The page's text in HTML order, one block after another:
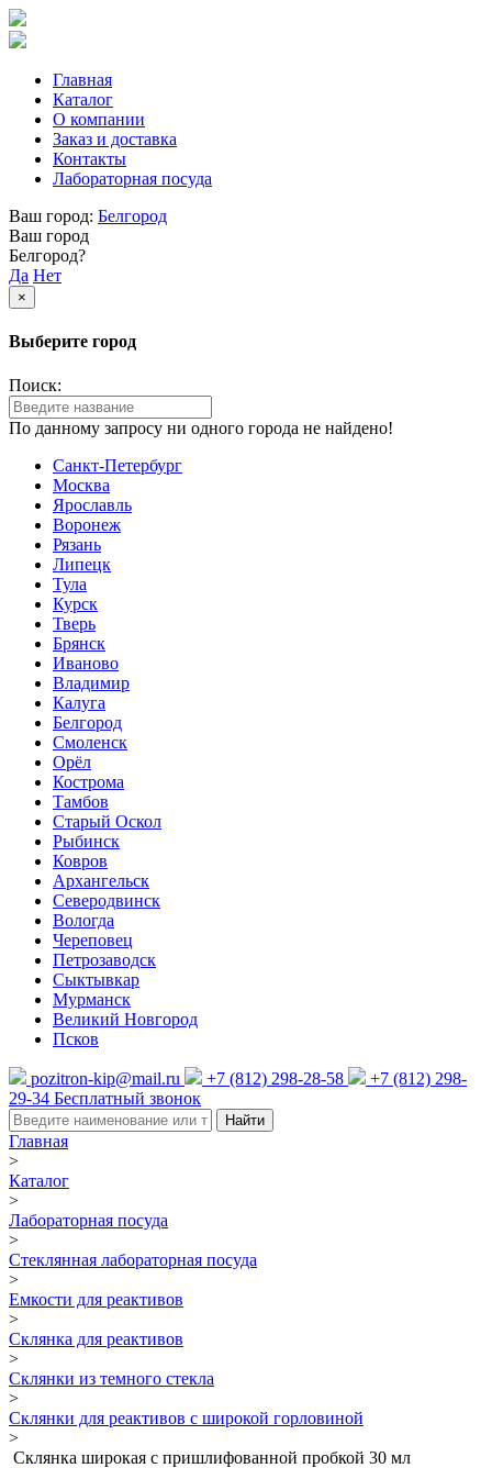
Главная
Каталог
О компании
Заказ и доставка
Контакты
Лабораторная посуда
Ваш город: Белгород
Ваш город
Белгород?
Да Нет
×
Выберите город
Поиск:
По данному запросу ни одного города не найдено!
Санкт-Петербург
Москва
Ярославль
Воронеж
Рязань
Липецк
Тула
Курск
Тверь
Брянск
Иваново
Владимир
Калуга
Белгород
Смоленск
Орёл
Кострома
Тамбов
Старый Оскол
Рыбинск
Ковров
Архангельск
Северодвинск
Вологда
Череповец
Петрозаводск
Сыктывкар
Мурманск
Великий Новгород
Псков
pozitron-kip@mail.ru +7 (812) 298-28-58
+7 (812) 298-
29-34 Бесплатный звонок
Найти
Главная
>
Каталог
>
Лабораторная посуда
>
Стеклянная лабораторная посуда
>
Емкости для реактивов
>
Склянка для реактивов
>
Склянки из темного стекла
>
Склянки для реактивов с широкой горловиной
>
Склянка широкая с пришлифованной пробкой 30 мл